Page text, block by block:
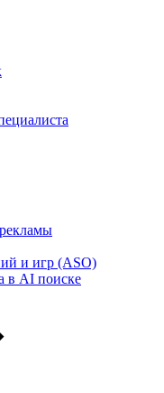
и игр (ASO)
в AI поиске